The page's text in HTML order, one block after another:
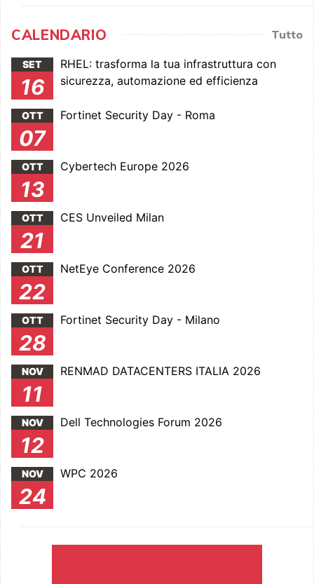
CALENDARIO Tutto
SET
16
RHEL: trasforma la tua infrastruttura con
sicurezza, automazione ed efficienza
OTT
07
Fortinet Security Day - Roma
OTT
13
Cybertech Europe 2026
OTT
21
CES Unveiled Milan
OTT
22
NetEye Conference 2026
OTT
28
Fortinet Security Day - Milano
NOV
11
RENMAD DATACENTERS ITALIA 2026
NOV
12
Dell Technologies Forum 2026
NOV
24
WPC 2026